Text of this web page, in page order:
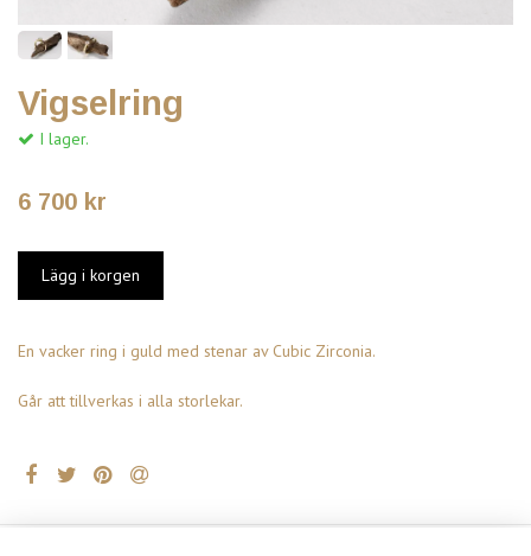
Vigselring
I lager.
6 700 kr
En vacker ring i guld med stenar av Cubic Zirconia.
Går att tillverkas i alla storlekar.